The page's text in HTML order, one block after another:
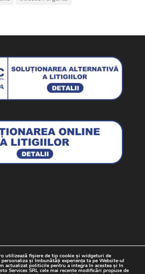
Conditii
Politica cookie
personal
Contact
utilizează fişiere de tip cookie și widgeturi de
și îmbunătăți experiența ta pe Website-ul
actualizat politicile pentru a integra în acestea și în
Services SRL cele mai recente modificări propuse de